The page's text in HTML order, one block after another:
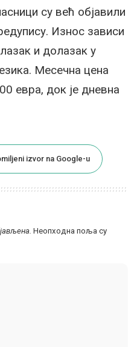
су већ објавили
Износ зависи
и долазак у
Месечна цена
евра, док је дневна
izvor na Google-u
Неопходна поља су